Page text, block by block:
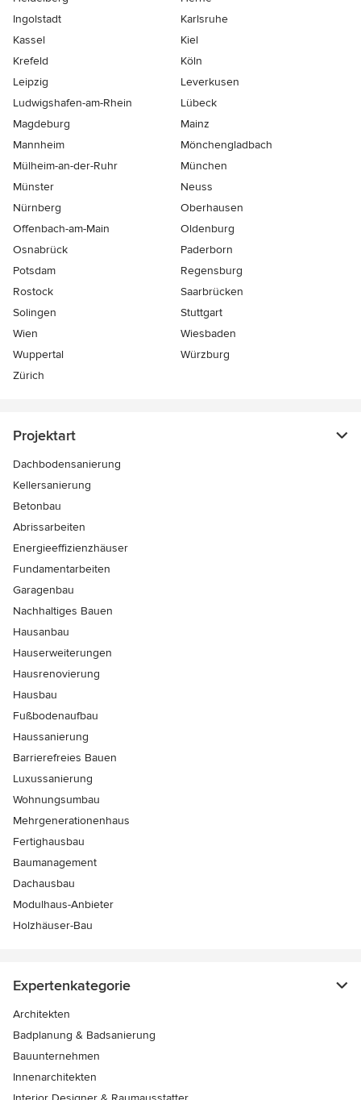
Ingolstadt
Karlsruhe
Kassel
Kiel
Krefeld
Köln
Leipzig
Leverkusen
Ludwigshafen-am-Rhein
Lübeck
Magdeburg
Mainz
Mannheim
Mönchen­gladbach
Mülheim-an-der-Ruhr
München
Münster
Neuss
Nürnberg
Oberhausen
Offenbach-am-Main
Oldenburg
Osnabrück
Paderborn
Potsdam
Regensburg
Rostock
Saarbrücken
Solingen
Stuttgart
Wien
Wiesbaden
Wuppertal
Würzburg
Zürich
Projektart
Dachbodensanierung
Kellersanierung
Betonbau
Abrissarbeiten
Energieeffizienzhäuser
Fundamentarbeiten
Garagenbau
Nachhaltiges Bauen
Hausanbau
Hauserweiterungen
Hausrenovierung
Hausbau
Fußbodenaufbau
Haussanierung
Barrierefreies Bauen
Luxussanierung
Wohnungsumbau
Mehrgenerationenhaus
Fertighausbau
Baumanagement
Dachausbau
Modulhaus-Anbieter
Holzhäuser-Bau
Expertenkategorie
Architekten
Badplanung & Badsanierung
Bauunternehmen
Innenarchitekten